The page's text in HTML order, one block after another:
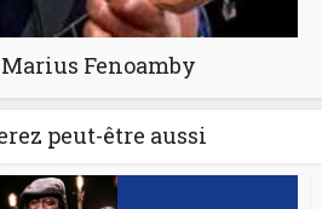
Fenoamby
peut-être aussi